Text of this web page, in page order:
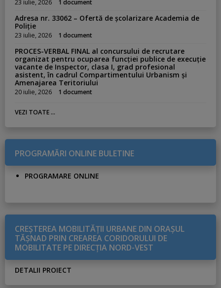
23 iulie, 2026 1 document
Adresa nr. 33062 – Ofertă de școlarizare Academia de
Poliție
23 iulie, 2026 1 document
PROCES-VERBAL FINAL al concursului de recrutare
organizat pentru ocuparea funcției publice de execuție
vacante de Inspector, clasa I, grad profesional
asistent, în cadrul Compartimentului Urbanism și
Amenajarea Teritoriului
20 iulie, 2026 1 document
VEZI TOATE ...
PROGRAMĂRI ONLINE BULETINE
PROGRAMARE ONLINE
CREŞTEREA MOBILITĂŢII URBANE DIN ORAŞUL
TĂŞNAD PRIN CREAREA CORIDORULUI DE
MOBILITATE PE DIRECŢIA NORD-VEST
DETALII PROIECT